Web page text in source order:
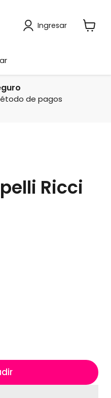
Ingresar
de pagos
Ricci